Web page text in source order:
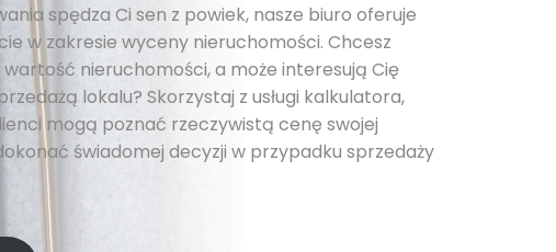
spędza Ci sen z powiek, nasze biuro oferuje
w zakresie wyceny nieruchomości. Chcesz
nieruchomości, a może interesują Cię
lokalu? Skorzystaj z usługi kalkulatora,
mogą poznać rzeczywistą cenę swojej
świadomej decyzji w przypadku sprzedaży